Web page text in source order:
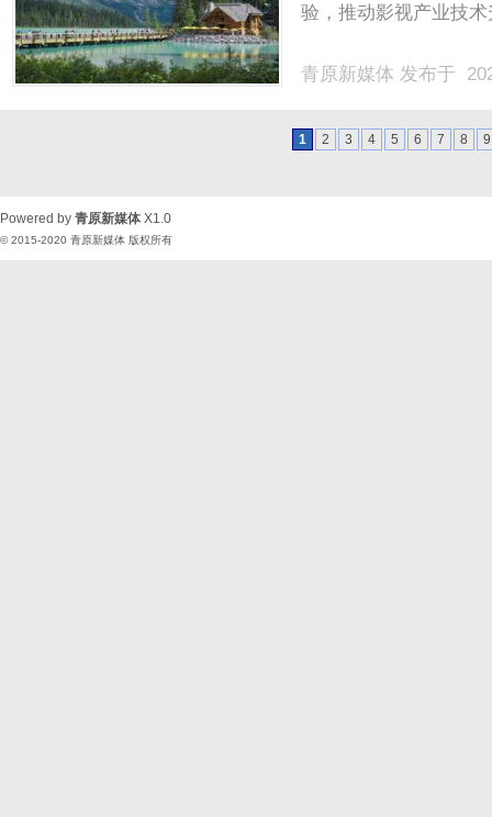
验，推动影视产业技
青原新媒体 发布于
1 2 3 4 5 6 7 8 9
Powered by 青原新媒体 X1.0
© 2015-2020 青原新媒体 版权所有